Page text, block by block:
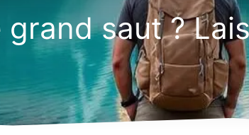
grand saut ?